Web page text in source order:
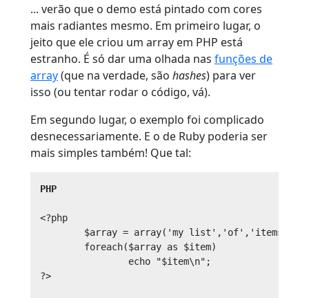
... verão que o demo está pintado com cores
mais radiantes mesmo. Em primeiro lugar, o
jeito que ele criou um array em PHP está
estranho. É só dar uma olhada nas funções de
array(que na verdade, são hashes) para ver
isso (ou tentar rodar o código, vá).
Em segundo lugar, o exemplo foi complicado
desnecessariamente. E o de Ruby poderia ser
mais simples também! Que tal:
PHP
<?php
?>